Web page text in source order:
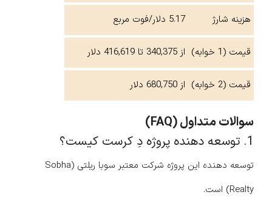
هزینه شارژ 5.17 دلار/فوت مربع
قیمت (1 خوابه) از 340,375 تا 416,619 دلار
قیمت (2 خوابه) از 680,750 دلار
سوالات متداول (FAQ)
1. توسعه دهنده پروژه دِ کرست کیست؟
توسعه دهنده این پروژه شرکت معتبر سوبا ریلتی (Sobha
Realty) است.